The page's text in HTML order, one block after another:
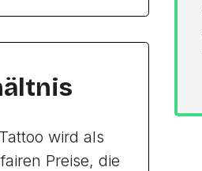
wird als
Preise, die